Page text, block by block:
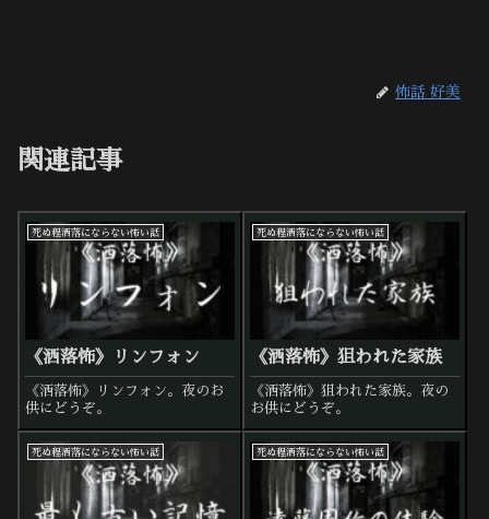
怖話 好美
関連記事
死ぬ程洒落にならない怖い話
《洒落怖》リンフォン
《洒落怖》リンフォン。夜のお
供にどうぞ。
死ぬ程洒落にならない怖い話
《洒落怖》狙われた家族
《洒落怖》狙われた家族。夜の
お供にどうぞ。
死ぬ程洒落にならない怖い話 死ぬ程洒落にならない怖い話